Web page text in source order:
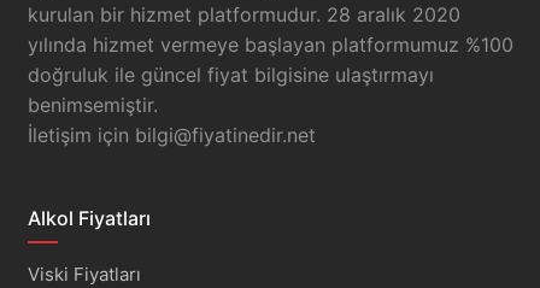
kurulan bir hizmet platformudur. 28 aralık 2020
yılında hizmet vermeye başlayan platformumuz %100
doğruluk ile güncel fiyat bilgisine ulaştırmayı
benimsemiştir.
İletişim için bilgi@fiyatinedir.net
Alkol Fiyatları
Viski Fiyatları